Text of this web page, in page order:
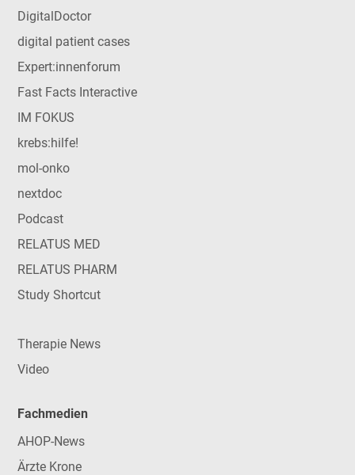
DigitalDoctor
digital patient cases
Expert:innenforum
Fast Facts Interactive
IM FOKUS
krebs:hilfe!
mol-onko
nextdoc
Podcast
RELATUS MED
RELATUS PHARM
Study Shortcut
Therapie News
Video
Fachmedien
AHOP-News
Ärzte Krone